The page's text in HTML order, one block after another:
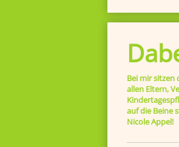
Bei mir sitzen
allen Eltern,
auf die Beine
Nicole Appel!